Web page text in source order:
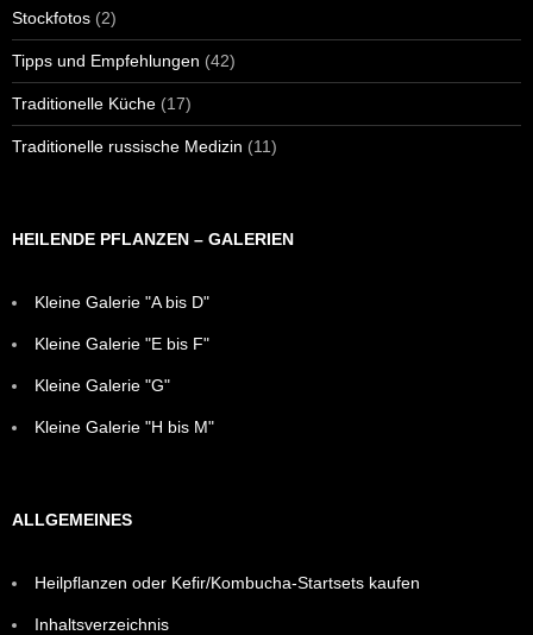
Stockfotos (2)
Tipps und Empfehlungen (42)
Traditionelle Küche (17)
Traditionelle russische Medizin (11)
HEILENDE PFLANZEN – GALERIEN
Kleine Galerie "A bis D"
Kleine Galerie "E bis F"
Kleine Galerie "G"
Kleine Galerie "H bis M"
ALLGEMEINES
Heilpflanzen oder Kefir/Kombucha-Startsets kaufen
Inhaltsverzeichnis